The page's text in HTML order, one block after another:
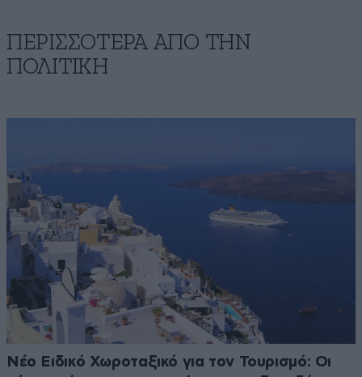
ΠΕΡΙΣΣΟΤΕΡΑ ΑΠΟ ΤΗΝ
ΠΟΛΙΤΙΚΗ
Νέο Ειδικό Χωροταξικό για τον Τουρισμό: Οι